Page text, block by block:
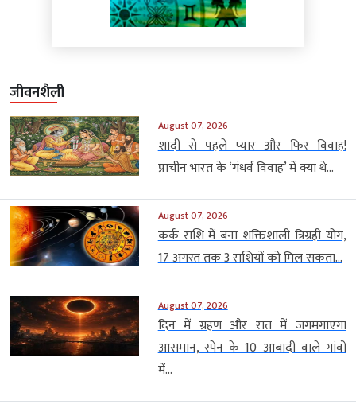
जीवनशैली
August 07, 2026
शादी से पहले प्यार और फिर विवाह!
प्राचीन भारत के ‘गंधर्व विवाह’ में क्या थे...
August 07, 2026
कर्क राशि में बना शक्तिशाली त्रिग्रही योग,
17 अगस्त तक 3 राशियों को मिल सकता...
August 07, 2026
दिन में ग्रहण और रात में जगमगाएगा
आसमान, स्पेन के 10 आबादी वाले गांवों
में...